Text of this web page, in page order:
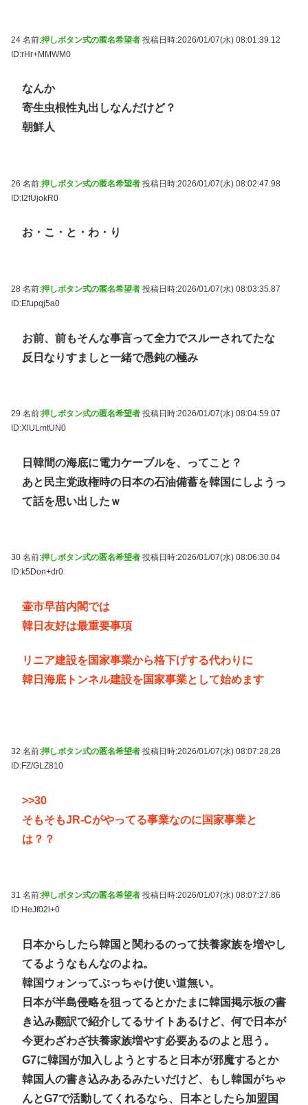
24 名前:押しボタン式の匿名希望者 投稿日時:2026/01/07(水) 08:01:39.12
ID:rHr+MMWM0
なんか
寄生虫根性丸出しなんだけど？
朝鮮人
26 名前:押しボタン式の匿名希望者 投稿日時:2026/01/07(水) 08:02:47.98
ID:I2fUjokR0
お・こ・と・わ・り
28 名前:押しボタン式の匿名希望者 投稿日時:2026/01/07(水) 08:03:35.87
ID:Efupqj5a0
お前、前もそんな事言って全力でスルーされてたな
反日なりすましと一緒で愚鈍の極み
29 名前:押しボタン式の匿名希望者 投稿日時:2026/01/07(水) 08:04:59.07
ID:XlULmtUN0
日韓間の海底に電力ケーブルを、ってこと？
あと民主党政権時の日本の石油備蓄を韓国にしようっ
て話を思い出したｗ
30 名前:押しボタン式の匿名希望者 投稿日時:2026/01/07(水) 08:06:30.04
ID:k5Don+dr0
壷市早苗内閣では
韓日友好は最重要事項
リニア建設を国家事業から格下げする代わりに
韓日海底トンネル建設を国家事業として始めます
32 名前:押しボタン式の匿名希望者 投稿日時:2026/01/07(水) 08:07:28.28
ID:FZ/GLZ810
>>30
そもそもJR-Cがやってる事業なのに国家事業と
は？？
31 名前:押しボタン式の匿名希望者 投稿日時:2026/01/07(水) 08:07:27.86
ID:HeJf02l+0
日本からしたら韓国と関わるのって扶養家族を増やし
てるようなもんなのよね。
韓国ウォンってぶっちゃけ使い道無い。
日本が半島侵略を狙ってるとかたまに韓国掲示板の書
き込み翻訳で紹介してるサイトあるけど、何で日本が
今更わざわざ扶養家族増やす必要あるのよと思う。
G7に韓国が加入しようとすると日本が邪魔するとか
韓国人の書き込みあるみたいだけど、もし韓国がちゃ
んとG7で活動してくれるなら、日本としたら加盟国